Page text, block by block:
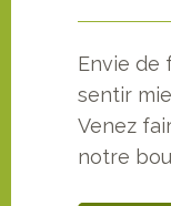
Envie de
sentir
Venez
notre